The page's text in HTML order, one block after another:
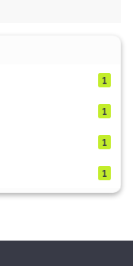
1
1
1
1